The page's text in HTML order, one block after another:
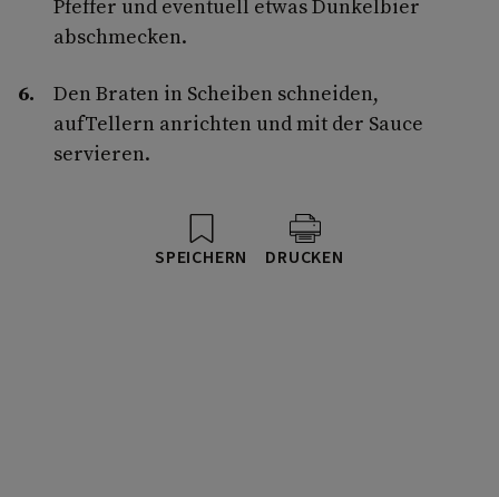
Pfeffer und eventuell etwas Dunkelbier
abschmecken.
Den Braten in Scheiben schneiden,
aufTellern anrichten und mit der Sauce
servieren.
SPEICHERN DRUCKEN